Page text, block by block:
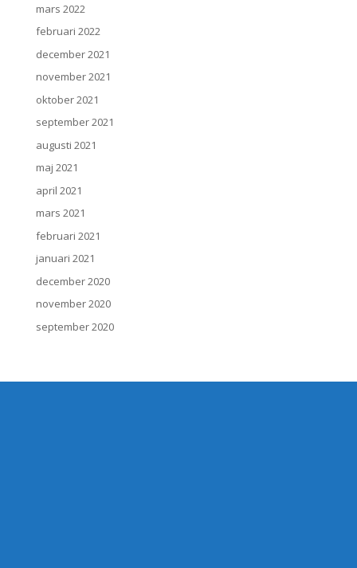
mars 2022
februari 2022
december 2021
november 2021
oktober 2021
september 2021
augusti 2021
maj 2021
april 2021
mars 2021
februari 2021
januari 2021
december 2020
november 2020
september 2020